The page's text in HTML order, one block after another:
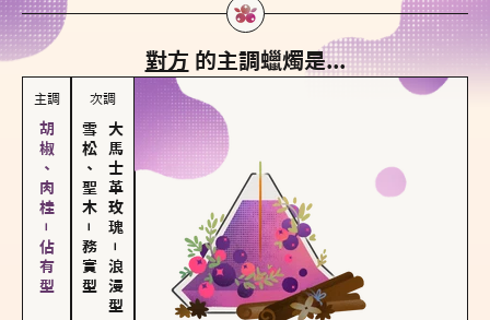
對方 的主調蠟燭是...
主調
胡椒、肉桂－佔有型
次調
雪松、聖木
－
務實型
大馬士革玫瑰
－
浪漫型